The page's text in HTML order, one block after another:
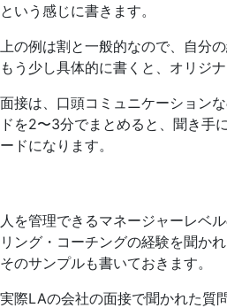
という感じに書きます。
上の例は割と一般的なので、自分
もう少し具体的に書くと、オリジ
面接は、口頭コミュニケーション
ドを2〜3分でまとめると、聞き手
ードになります。
人を管理できるマネージャーレベ
リング・コーチングの経験を聞か
そのサンプルも書いておきます。
実際LAの会社の面接で聞かれた質問